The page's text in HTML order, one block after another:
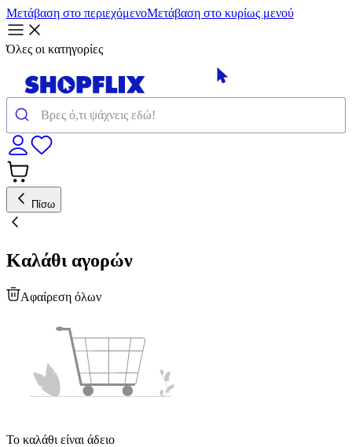
Μετάβαση στο περιεχόμενοΜετάβαση στο κυρίως μενού
Όλες οι κατηγορίες
Πίσω
Καλάθι αγορών
Αφαίρεση όλων
Το καλάθι είναι άδειο